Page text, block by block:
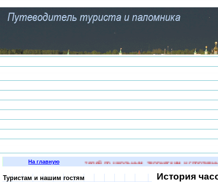
На главную
и опытных преподавателей по школьным, творческим и
Туристам и нашим гостям История